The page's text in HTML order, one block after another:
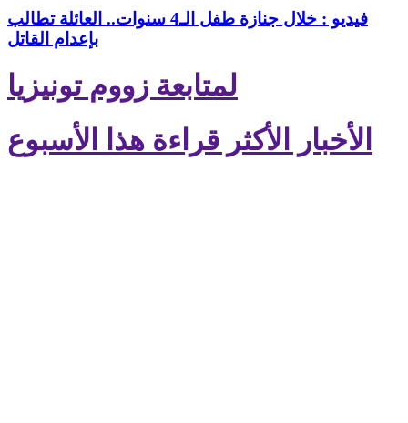
فيديو : خلال جنازة طفل الـ4 سنوات.. العائلة تطالب
بإعدام القاتل
لمتابعة زووم تونيزيا
الأخبار الأكثر قراءة هذا الأسبوع